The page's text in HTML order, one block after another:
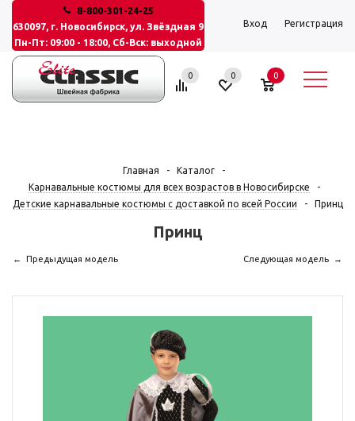
8-800-301-24-25
630097, г. Новосибирск, ул. Звёздная 9
Пн-Пт: 09:00 - 18:00, Сб-Вск: выходной
Вход Регистрация
0 0 0
Главная - Каталог
-
Карнавальные костюмы для всех возрастов в Новосибирске
-
Детские карнавальные костюмы с доставкой по всей России
- Принц
Принц
Предыдущая модель Следующая модель